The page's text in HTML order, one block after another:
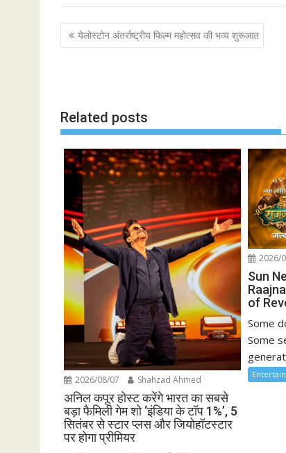
Post
navigation
येलोस्टोन अंतर्राष्ट्रीय फिल्म महोत्सव की भव्य शुरूआत
Related posts
2026/08/07 Shahzad Ahmed
अनिल कपूर होस्ट करेंगे भारत का सबसे
बड़ा फैमिली गेम शो ‘इंडिया के टॉप 1%’, 5
सितंबर से स्टार प्लस और जियोहॉटस्टार
पर होगा प्रीमियर
2026/
Sun
of
Some
Some